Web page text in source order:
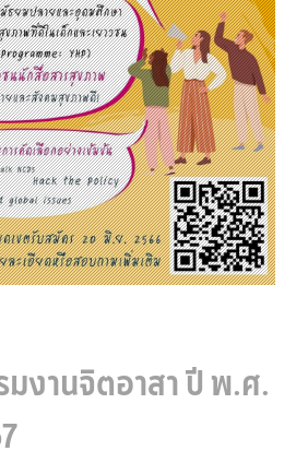
งานจิตอาสา ปี พ.ศ.